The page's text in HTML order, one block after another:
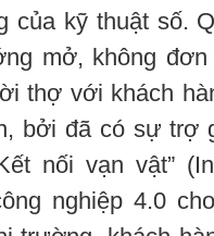
của kỹ thuật số.
mở, không
thợ với khách
bởi đã có sự trợ
nối vạn vật”
nghiệp 4.0